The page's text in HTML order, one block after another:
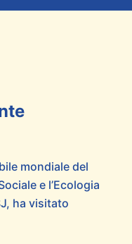
mondiale del
e l’Ecologia
ha visitato